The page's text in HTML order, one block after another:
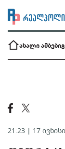
ახალი ამბები
21:23 | 17